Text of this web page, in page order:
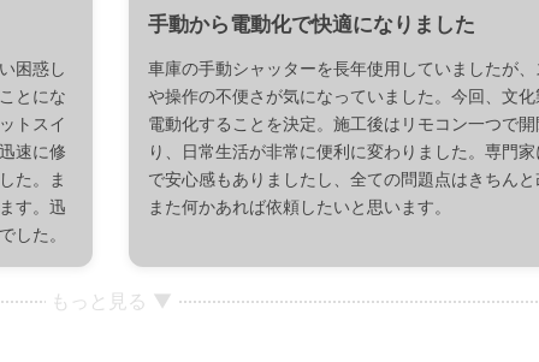
困惑し
とにな
トスイ
速に修
た。ま
す。迅
した。
手動から電動化で快適になりました
車庫の手動シャッターを長年使用していましたが
や操作の不便さが気になっていました。今回、文
電動化することを決定。施工後はリモコン一つで
り、日常生活が非常に便利に変わりました。専門
で安心感もありましたし、全ての問題点はきちん
また何かあれば依頼したいと思います。
もっと見る ▼